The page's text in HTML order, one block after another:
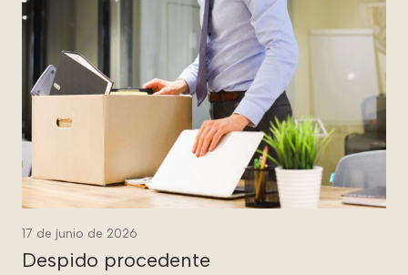
17 de junio de 2026
Despido procedente